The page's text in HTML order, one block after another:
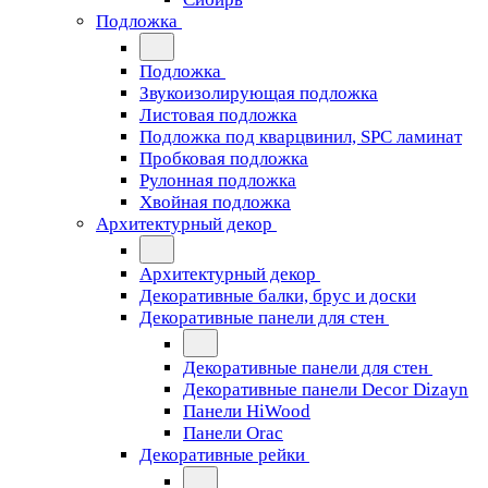
Подложка
Подложка
Звукоизолирующая подложка
Листовая подложка
Подложка под кварцвинил, SPC ламинат
Пробковая подложка
Рулонная подложка
Хвойная подложка
Архитектурный декор
Архитектурный декор
Декоративные балки, брус и доски
Декоративные панели для стен
Декоративные панели для стен
Декоративные панели Decor Dizayn
Панели HiWood
Панели Orac
Декоративные рейки